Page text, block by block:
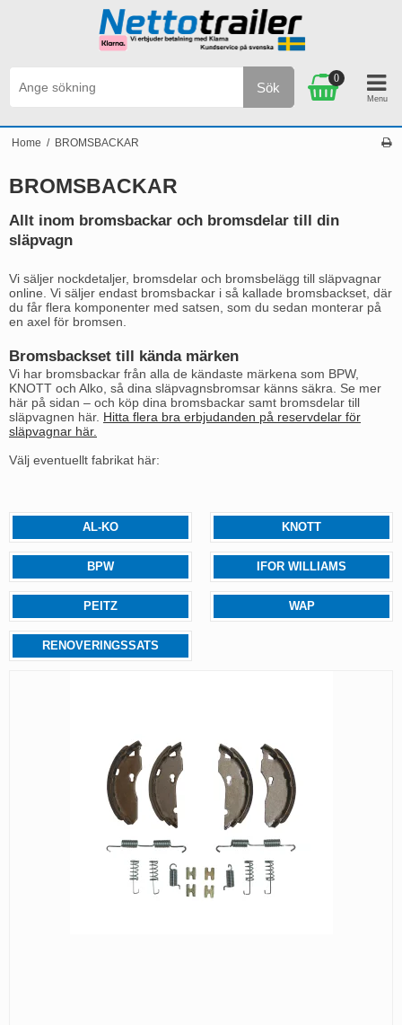
Sök
0
Home / BROMSBACKAR
BROMSBACKAR
Allt inom bromsbackar och bromsdelar till din
släpvagn
Vi säljer nockdetaljer, bromsdelar och bromsbelägg till släpvagnar
online. Vi säljer endast bromsbackar i så kallade bromsbackset, där
du får flera komponenter med satsen, som du sedan monterar på
en axel för bromsen.
Bromsbackset till kända märken
Vi har bromsbackar från alla de kändaste märkena som BPW,
KNOTT och Alko, så dina släpvagnsbromsar känns säkra. Se mer
här på sidan – och köp dina bromsbackar samt bromsdelar till
släpvagnen här. Hitta flera bra erbjudanden på reservdelar för
släpvagnar här.
Välj eventuellt fabrikat här:
AL-KO KNOTT
BPW IFOR WILLIAMS
PEITZ WAP
RENOVERINGSSATS